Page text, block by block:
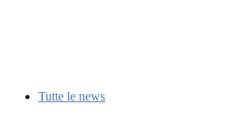
Tutte le news